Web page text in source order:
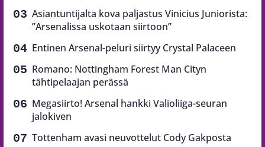
Asiantuntijalta kova paljastus Vinicius Juniorista:
”Arsenalissa uskotaan siirtoon”
Entinen Arsenal-peluri siirtyy Crystal Palaceen
Romano: Nottingham Forest Man Cityn
tähtipelaajan perässä
Megasiirto! Arsenal hankki Valioliiga-seuran
jalokiven
Tottenham avasi neuvottelut Cody Gakposta